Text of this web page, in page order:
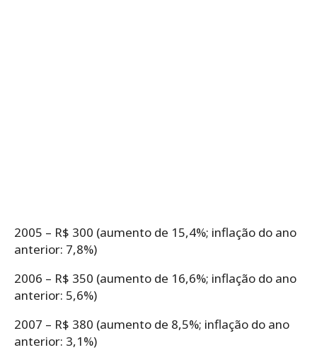
2005 – R$ 300 (aumento de 15,4%; inflação do ano
anterior: 7,8%)
2006 – R$ 350 (aumento de 16,6%; inflação do ano
anterior: 5,6%)
2007 – R$ 380 (aumento de 8,5%; inflação do ano
anterior: 3,1%)